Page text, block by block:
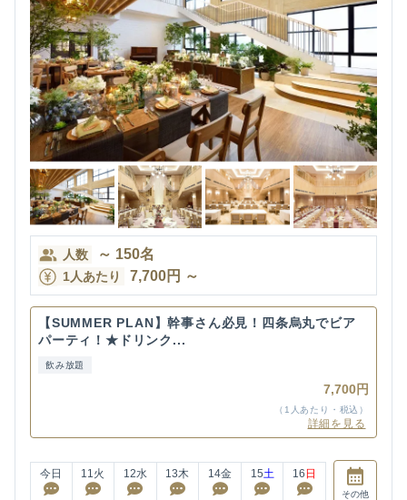
人数 ～ 150名
1人あたり 7,700円 ～
【SUMMER PLAN】幹事さん必見！四条烏丸でビア
パーティ！★ドリンク...
飲み放題
7,700円
（1人あたり・税込）
詳細を見る
今日 11火 12水 13木 14金 15土 16 日
その他